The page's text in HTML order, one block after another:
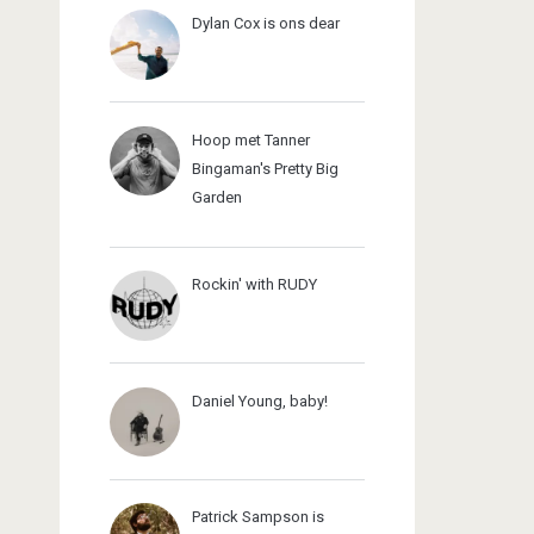
Dylan Cox is ons dear
Hoop met Tanner
Bingaman's Pretty Big
Garden
Rockin' with RUDY
Daniel Young, baby!
Patrick Sampson is